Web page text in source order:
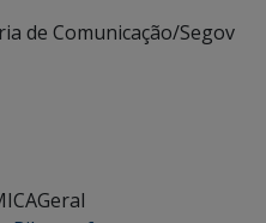
de Comunicação/Segov
Geral